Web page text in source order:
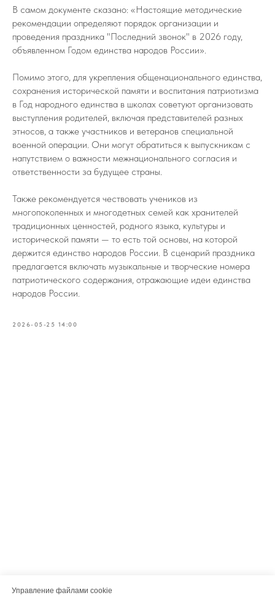
В самом документе сказано: «Настоящие методические
рекомендации определяют порядок организации и
проведения праздника "Последний звонок" в 2026 году,
объявленном Годом единства народов России».
Помимо этого, для укрепления общенационального единства,
сохранения исторической памяти и воспитания патриотизма
в Год народного единства в школах советуют организовать
выступления родителей, включая представителей разных
этносов, а также участников и ветеранов специальной
военной операции. Они могут обратиться к выпускникам с
напутствием о важности межнационального согласия и
ответственности за будущее страны.
Также рекомендуется чествовать учеников из
многопоколенных и многодетных семей как хранителей
традиционных ценностей, родного языка, культуры и
исторической памяти — то есть той основы, на которой
держится единство народов России. В сценарий праздника
предлагается включать музыкальные и творческие номера
патриотического содержания, отражающие идеи единства
народов России.
2026-05-25 14:00
Управление файлами cookie